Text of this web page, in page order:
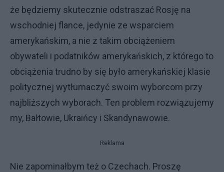
że będziemy skutecznie odstraszać Rosję na
wschodniej flance, jedynie ze wsparciem
amerykańskim, a nie z takim obciążeniem
obywateli i podatników amerykańskich, z którego to
obciążenia trudno by się było amerykańskiej klasie
politycznej wytłumaczyć swoim wyborcom przy
najbliższych wyborach. Ten problem rozwiązujemy
my, Bałtowie, Ukraińcy i Skandynawowie.
Reklama
Nie zapominałbym też o Czechach. Proszę